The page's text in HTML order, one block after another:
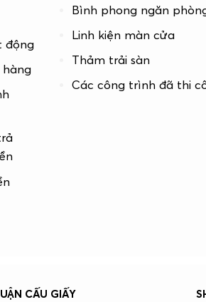
động
hàng
Bình phong ngăn
Linh kiện màn cửa
Thảm trải sàn
Các công trình đã thi
CẤU GIẤY